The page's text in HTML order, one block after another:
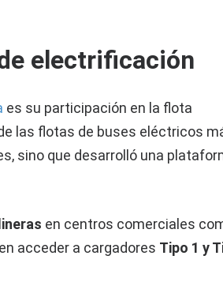
electrificación
es su participación en la flota
las flotas de buses eléctricos
sino que desarrolló una
en centros comerciales
acceder a cargadores Tipo 1 y